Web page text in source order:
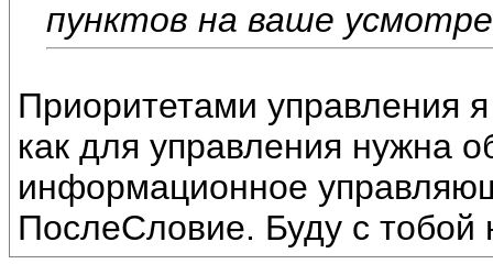
пунктов на ваше
Приоритетами управления
как для управления нужна
информационное
ПослеСловие. Буду с тобой